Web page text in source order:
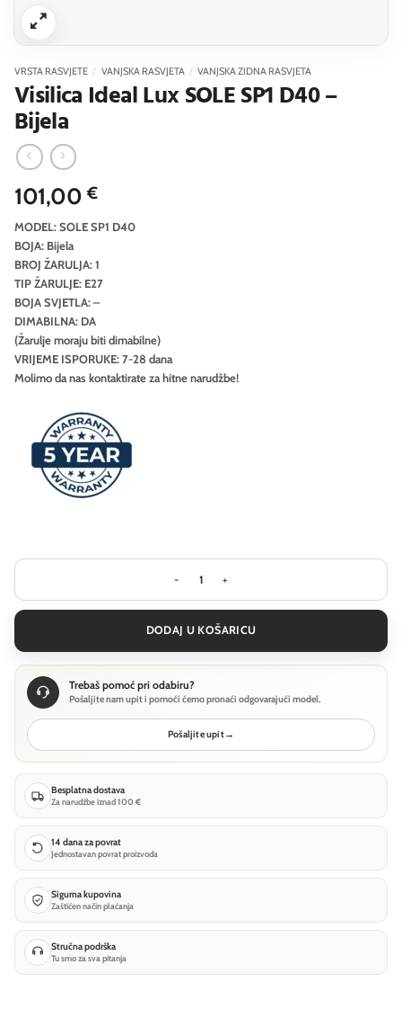
VRSTA RASVJETE / VANJSKA RASVJETA / VANJSKA ZIDNA RASVJETA
Visilica Ideal Lux SOLE SP1 D40 –
Bijela
101,00€
MODEL: SOLE SP1 D40
BOJA: Bijela
BROJ ŽARULJA: 1
TIP ŽARULJE: E27
BOJA SVJETLA: –
DIMABILNA: DA
(Žarulje moraju biti dimabilne)
VRIJEME ISPORUKE: 7-28 dana
Molimo da nas kontaktirate za hitne narudžbe!
Visilica Ideal Lux SOLE SP1 D40 -
DODAJ U KOŠARICU
Trebaš pomoć pri odabiru?
Pošaljite nam upit i pomoći ćemo pronaći odgovarajući model.
Pošaljite upit→
Besplatna dostava
Za narudžbe iznad 100 €
14 dana za povrat
Jednostavan povrat proizvoda
Sigurna kupovina
Zaštićen način plaćanja
Stručna podrška
Tu smo za sva pitanja